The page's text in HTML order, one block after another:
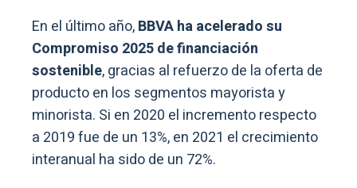
En el último año,BBVA ha acelerado su
Compromiso 2025 de financiación
sostenible, gracias al refuerzo de la oferta de
producto en los segmentos mayorista y
minorista. Si en 2020 el incremento respecto
a 2019 fue de un 13%, en 2021 el crecimiento
interanual ha sido de un 72%.